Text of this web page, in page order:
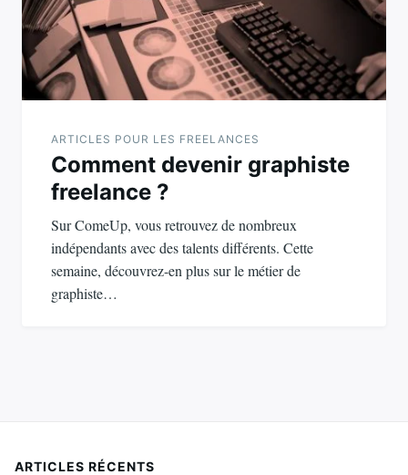
ARTICLES POUR LES FREELANCES
Comment devenir graphiste
freelance ?
Sur ComeUp, vous retrouvez de nombreux
indépendants avec des talents différents. Cette
semaine, découvrez-en plus sur le métier de
graphiste…
ARTICLES RÉCENTS